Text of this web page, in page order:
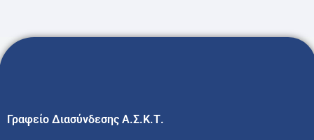
Γραφείο Διασύνδεσης Α.Σ.Κ.Τ.